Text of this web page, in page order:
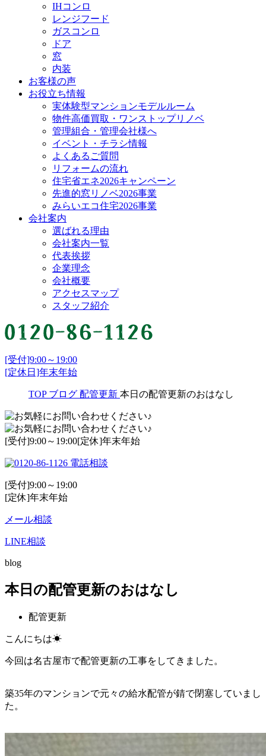
IHコンロ
レンジフード
ガスコンロ
ドア
窓
内装
お客様の声
お役立ち情報
実体験型マンションモデルルーム
物件高価買取・ワンストップリノベ
管理組合・管理会社様へ
イベント・チラシ情報
よくあるご質問
リフォームの流れ
住宅省エネ2026キャンペーン
先進的窓リノベ2026事業
みらいエコ住宅2026事業
会社案内
選ばれる理由
会社案内一覧
代表挨拶
企業理念
会社概要
アクセスマップ
スタッフ紹介
[受付]9:00～19:00
[定休日]年末年始
TOP ブログ 配管更新 本日の配管更新のおはなし
[受付]9:00～19:00[定休]年末年始
電話相談
[受付]9:00～19:00
[定休]年末年始
メール相談
LINE相談
blog
本日の配管更新のおはなし
配管更新
こんにちは☀
今回は名古屋市で配管更新の工事をしてきました。
築35年のマンションで元々の給水配管が錆で閉塞していまし
た。